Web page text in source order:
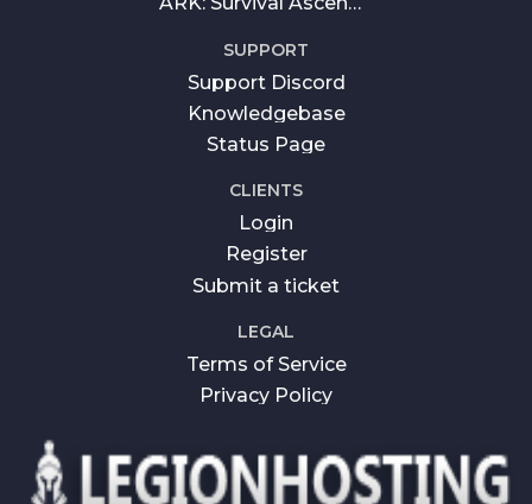
SUPPORT
Support Discord
Knowledgebase
Status Page
CLIENTS
Login
Register
Submit a ticket
LEGAL
Terms of Service
Privacy Policy